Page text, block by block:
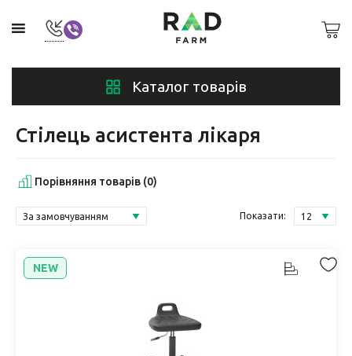
Каталог товарів
Стілець асистента лікаря
Порівняння товарів (0)
Показати:
NEW